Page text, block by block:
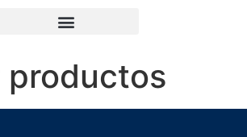
productos